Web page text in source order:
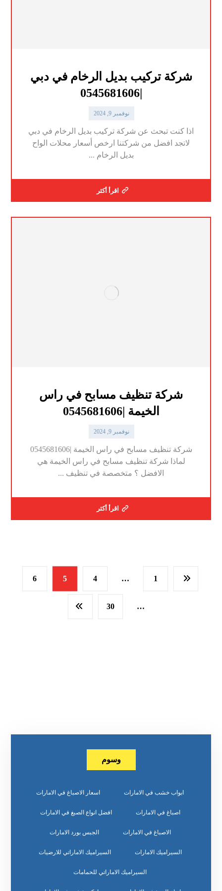
شركة تركيب بديل الرخام في دبي
|0545681606
نوفمبر 9, 2024
اذا كنت تبحث عن شركة تركيب بديل الرخام في دبي
لاتجد افضل من شركتنا ارخص أسعار محلات الواح
بديل الرخام ...
اقرأ أكثر
شركة تنظيف مسابح في راس
الخيمة |0545681606
نوفمبر 9, 2024
شركة تنظيف مسابح في راس الخيمة |0545681606
لماذا شركة تنظيف مسابح في راس الخيمة هي
الافضل ؟ متخصصة في تنظيف ...
اقرأ أكثر
1
…
4
5
6
…
30
وسوم
ابواب خشب في الامارات اسعار الاصباغ في الامارات
اصباغ في الامارات افضل انواع الصبغ في الامارات
الاصباغ في الامارات الجبس بورد الامارات
السيراميك الامارات السيراميك الاماراتي للارضيات
السيراميك الاماراتي للحمامات